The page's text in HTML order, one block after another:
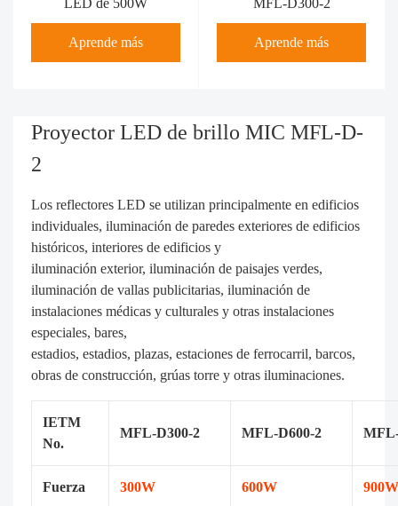
LED de 500W
Aprende más
MFL-D300-2
Aprende más
Proyector LED de brillo MIC MFL-D-
2
Los reflectores LED se utilizan principalmente en edificios
individuales, iluminación de paredes exteriores de edificios
históricos, interiores de edificios y
iluminación exterior, iluminación de paisajes verdes,
iluminación de vallas publicitarias, iluminación de
instalaciones médicas y culturales y otras instalaciones
especiales, bares,
estadios, estadios, plazas, estaciones de ferrocarril, barcos,
obras de construcción, grúas torre y otras iluminaciones.
IETM
No.
MFL-D300-2 MFL-D600-2
Fuerza 300W 600W 900W